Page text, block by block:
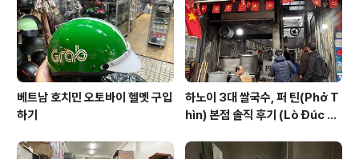
베트남 호치민 오토바이 헬멧 구입
하기
하노이 3대 쌀국수, 퍼 틴(Phở T
hìn) 본점 솔직 후기 (Lò Đúc 거